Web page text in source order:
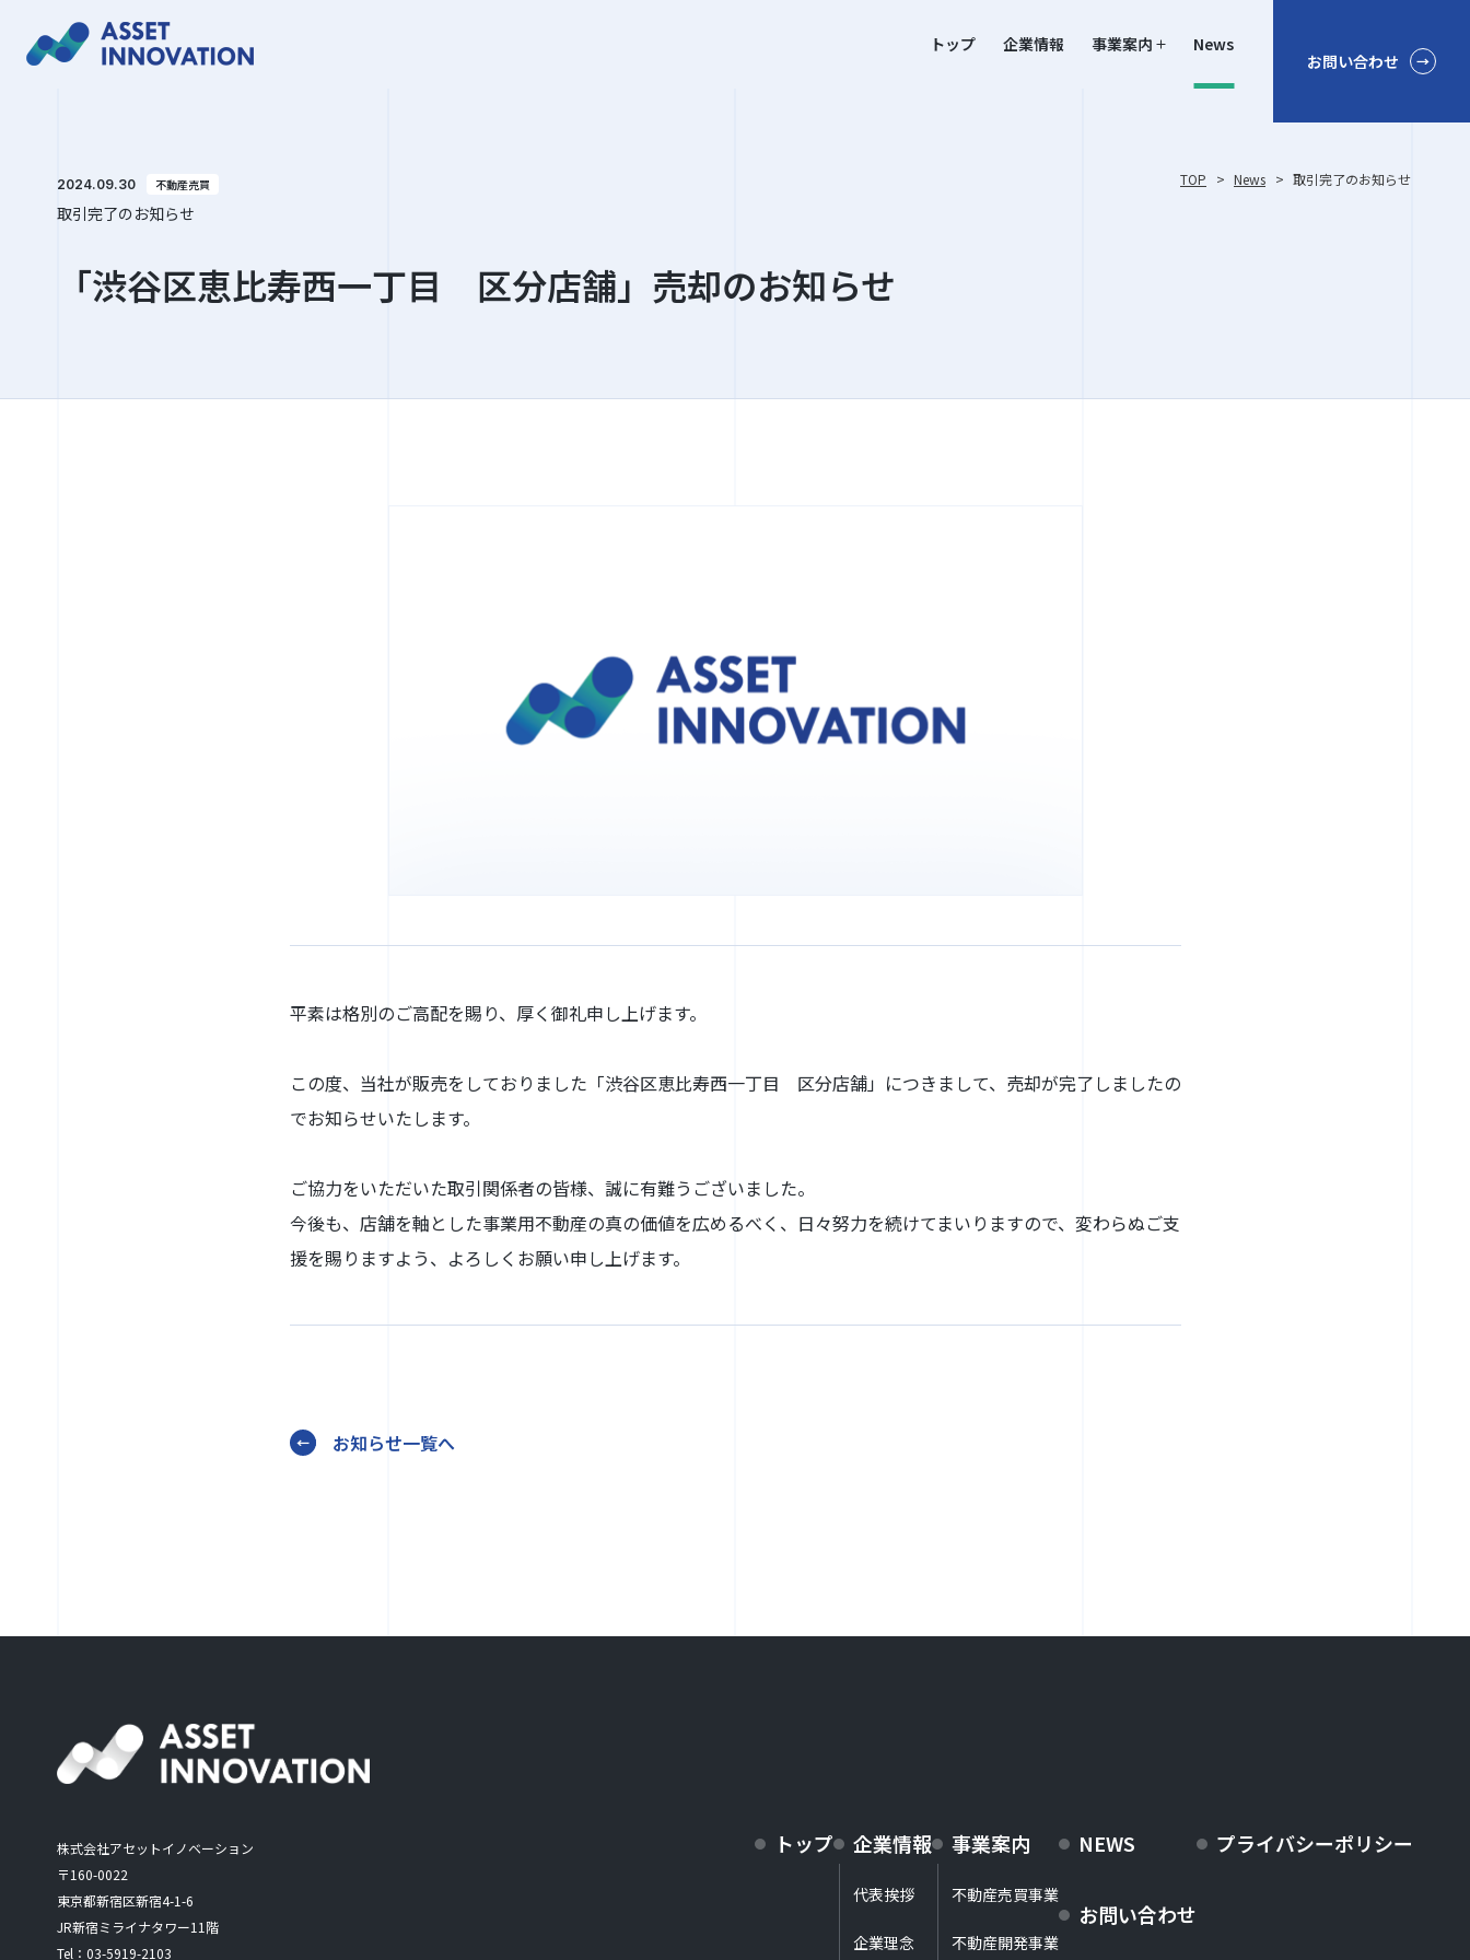
トップ 企業情報 事業案内 News
お問い合わせ
TOP > News > 取引完了のお知らせ
2024.09.30 不動産売買
取引完了のお知らせ
「渋谷区恵比寿西一丁目 区分店舗」売却のお知らせ
平素は格別のご高配を賜り、厚く御礼申し上げます。
この度、当社が販売をしておりました「渋谷区恵比寿西一丁目 区分店舗」につきまして、売却が完了しましたの
でお知らせいたします。
ご協力をいただいた取引関係者の皆様、誠に有難うございました。
今後も、店舗を軸とした事業用不動産の真の価値を広めるべく、日々努力を続けてまいりますので、変わらぬご支
援を賜りますよう、よろしくお願い申し上げます。
お知らせ一覧へ
株式会社アセットイノベーション
〒160-0022
東京都新宿区新宿4-1-6
JR新宿ミライナタワー11階
Tel： 03-5919-2103
トップ 企業情報
代表挨拶
企業理念
事業案内
不動産売買事業
不動産開発事業
NEWS
お問い合わせ
プライバシーポリシー